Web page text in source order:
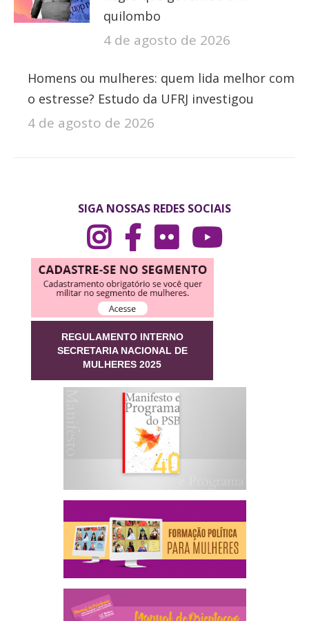
quilombo
4 de agosto de 2026
Homens ou mulheres: quem lida melhor com
o estresse? Estudo da UFRJ investigou
4 de agosto de 2026
SIGA NOSSAS REDES SOCIAIS
REGULAMENTO INTERNO
SECRETARIA NACIONAL DE
MULHERES 2025